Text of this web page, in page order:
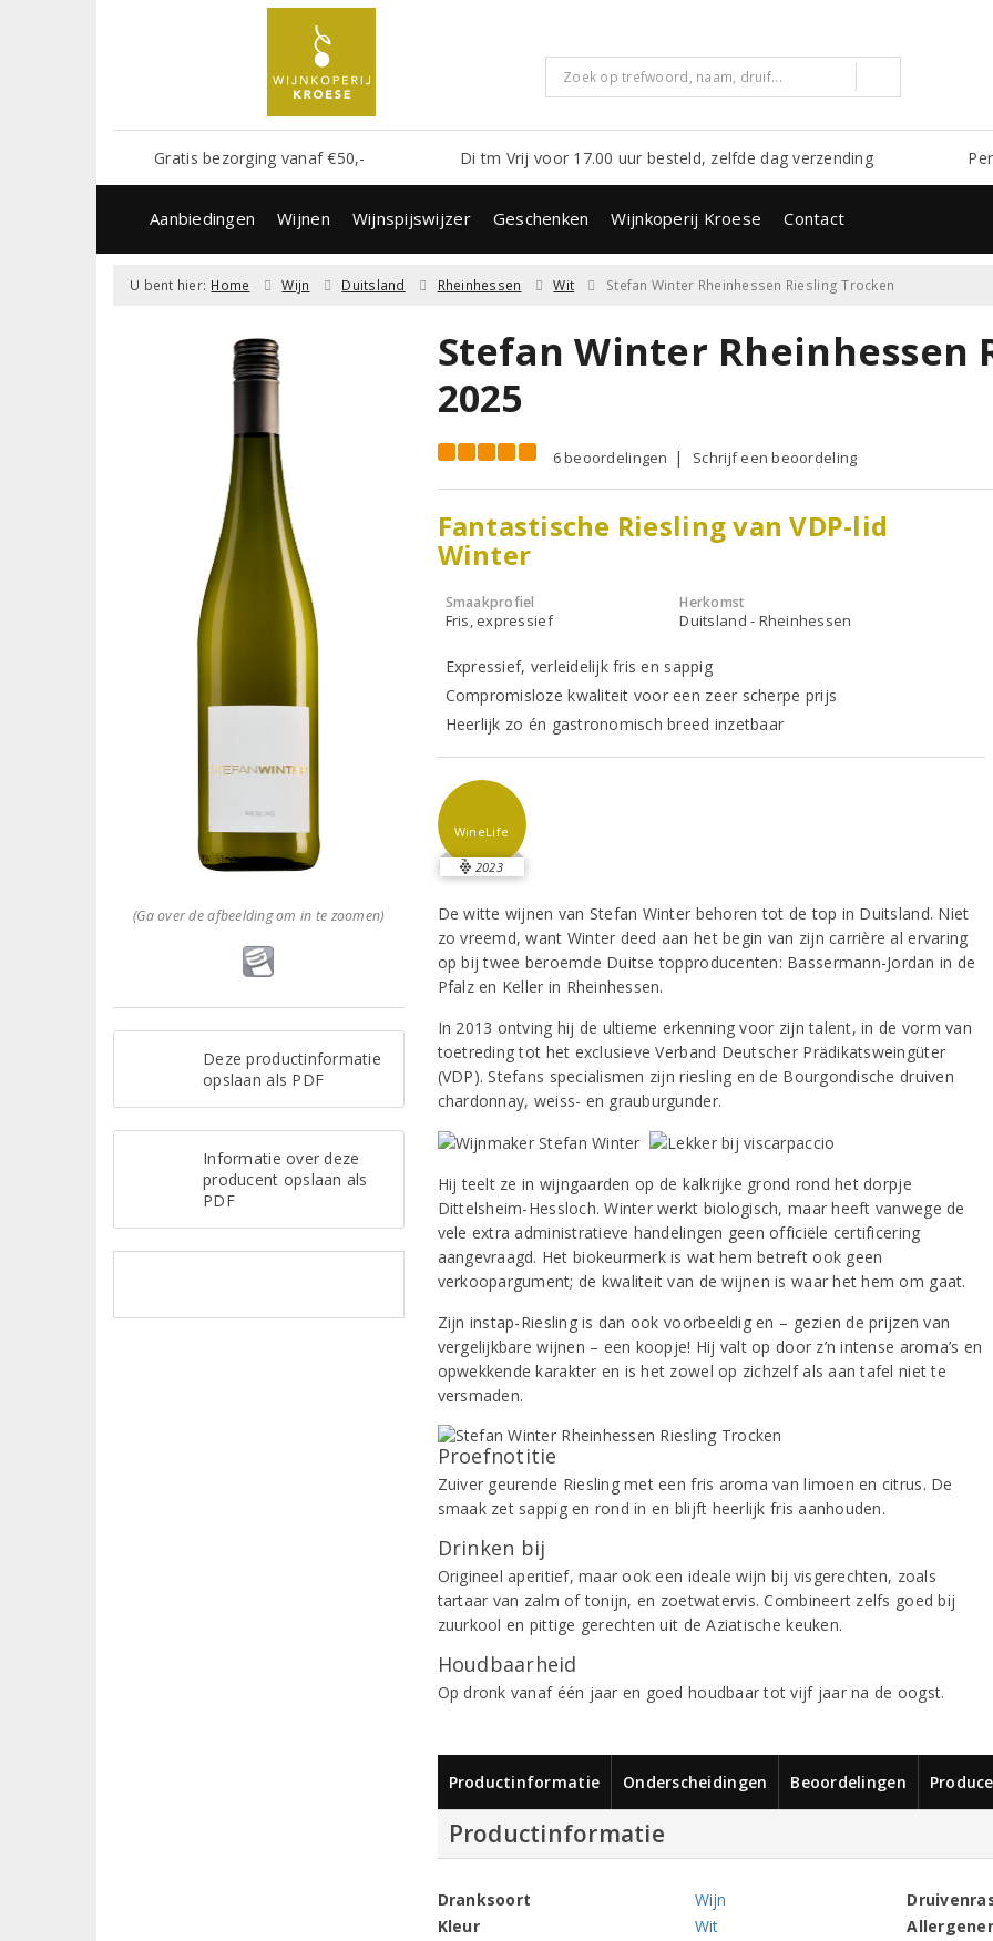
Gratis bezorging vanaf €50,- Di tm Vrij voor 17.00 uur besteld, zelfde dag verzending
Aanbiedingen Wijnen Wijnspijswijzer Geschenken Wijnkoperij Kroese Contact
U bent hier: Home Wijn Duitsland Rheinhessen Wit Stefan Winter Rheinhessen Riesling Trocken
(Ga over de afbeelding om in te zoomen)
Deze productinformatie
opslaan als PDF
Informatie over deze
producent opslaan als
PDF
Stefan Winter Rheinhessen
2025
6 beoordelingen Schrijf een beoordeling
Fantastische Riesling van VDP-lid
Winter
Smaakprofiel
Fris, expressief
Herkomst
Duitsland - Rheinhessen
Expressief, verleidelijk fris en sappig
Compromisloze kwaliteit voor een zeer scherpe prijs
Heerlijk zo én gastronomisch breed inzetbaar
WineLife
2023
De witte wijnen van Stefan Winter behoren tot de top in Duitsland. Niet
zo vreemd, want Winter deed aan het begin van zijn carrière al ervaring
op bij twee beroemde Duitse topproducenten: Bassermann-Jordan in de
Pfalz en Keller in Rheinhessen.
In 2013 ontving hij de ultieme erkenning voor zijn talent, in de vorm van
toetreding tot het exclusieve Verband Deutscher Prädikatsweingüter
(VDP). Stefans specialismen zijn riesling en de Bourgondische druiven
chardonnay, weiss- en grauburgunder.
Hij teelt ze in wijngaarden op de kalkrijke grond rond het dorpje
Dittelsheim-Hessloch. Winter werkt biologisch, maar heeft vanwege de
vele extra administratieve handelingen geen officiële certificering
aangevraagd. Het biokeurmerk is wat hem betreft ook geen
verkoopargument; de kwaliteit van de wijnen is waar het hem om gaat.
Zijn instap-Riesling is dan ook voorbeeldig en – gezien de prijzen van
vergelijkbare wijnen – een koopje! Hij valt op door z’n intense aroma’s en
opwekkende karakter en is het zowel op zichzelf als aan tafel niet te
versmaden.
Proefnotitie
Zuiver geurende Riesling met een fris aroma van limoen en citrus. De
smaak zet sappig en rond in en blijft heerlijk fris aanhouden.
Drinken bij
Origineel aperitief, maar ook een ideale wijn bij visgerechten, zoals
tartaar van zalm of tonijn, en zoetwatervis. Combineert zelfs goed bij
zuurkool en pittige gerechten uit de Aziatische keuken.
Houdbaarheid
Op dronk vanaf één jaar en goed houdbaar tot vijf jaar na de oogst.
Productinformatie Onderscheidingen Beoordelingen
Productinformatie
Dranksoort
Wijn
Kleur
Wit